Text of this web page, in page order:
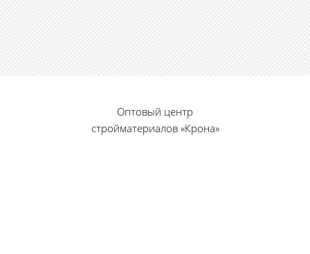
Оптовый центр
стройматериалов «Крона»